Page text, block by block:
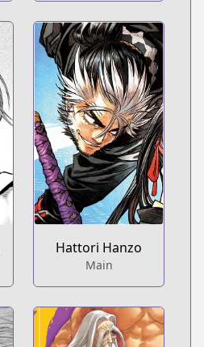
Hattori Hanzo
Main